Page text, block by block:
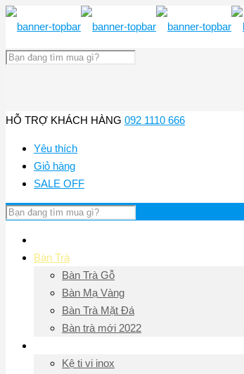
HỖ TRỢ KHÁCH HÀNG 092 1110 666
Yêu thích
Giỏ hàng
SALE OFF
Bàn Trà
Bàn Trà Gỗ
Bàn Mạ Vàng
Bàn Trà Mặt Đá
Bàn trà mới 2022
Kệ ti vi inox